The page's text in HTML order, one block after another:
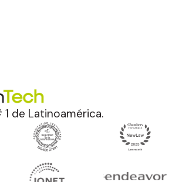
de Latinoamérica.